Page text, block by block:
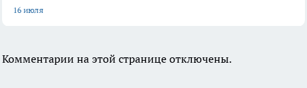
16 июля
Комментарии на этой странице отключены.